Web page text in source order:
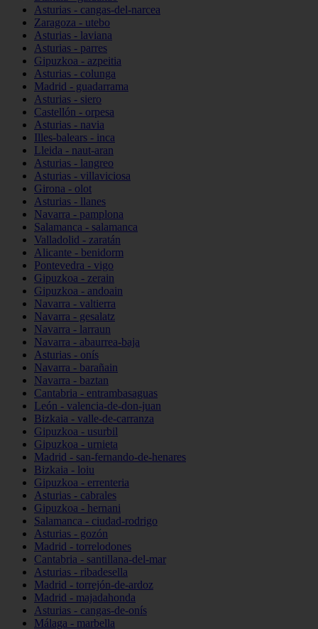
Asturias - cangas-del-narcea
Zaragoza - utebo
Asturias - laviana
Asturias - parres
Gipuzkoa - azpeitia
Asturias - colunga
Madrid - guadarrama
Asturias - siero
Castellón - orpesa
Asturias - navia
Illes-balears - inca
Lleida - naut-aran
Asturias - langreo
Asturias - villaviciosa
Girona - olot
Asturias - llanes
Navarra - pamplona
Salamanca - salamanca
Valladolid - zaratán
Alicante - benidorm
Pontevedra - vigo
Gipuzkoa - zerain
Gipuzkoa - andoain
Navarra - valtierra
Navarra - gesalatz
Navarra - larraun
Navarra - abaurrea-baja
Asturias - onís
Navarra - barañain
Navarra - baztan
Cantabria - entrambasaguas
León - valencia-de-don-juan
Bizkaia - valle-de-carranza
Gipuzkoa - usurbil
Gipuzkoa - urnieta
Madrid - san-fernando-de-henares
Bizkaia - loiu
Gipuzkoa - errenteria
Asturias - cabrales
Gipuzkoa - hernani
Salamanca - ciudad-rodrigo
Asturias - gozón
Madrid - torrelodones
Cantabria - santillana-del-mar
Asturias - ribadesella
Madrid - torrejón-de-ardoz
Madrid - majadahonda
Asturias - cangas-de-onís
Málaga - marbella